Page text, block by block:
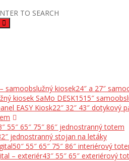
TO SEARCH
samoobslužný kiosek24″ a 27″
kiosek SaMo DESK1515″
EASY Kiosk22″ 32″ 43″ dotykový
55″ 65″ 75″ 86″ jednostranný totem
jednostranný stojan na letáky
50″ 55″ 65″ 75″ 86″ interiérový
– exteriér43″ 55″ 65″ exteriérový